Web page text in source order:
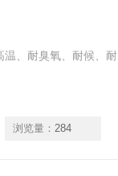
、耐臭氧、耐候、耐
浏览量： 284